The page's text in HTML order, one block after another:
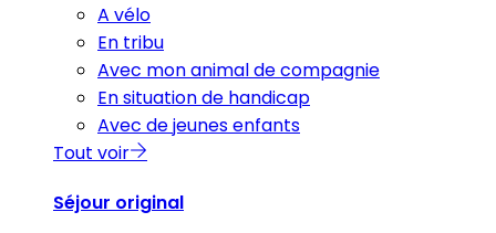
A vélo
En tribu
Avec mon animal de compagnie
En situation de handicap
Avec de jeunes enfants
Tout voir
Séjour original